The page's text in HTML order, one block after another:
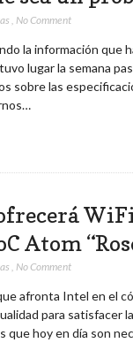
No Comment
la información que
lugar la semana
sobre las
Atom
, No Comment
afronta Intel en el
para satisfacer
que hoy en día son